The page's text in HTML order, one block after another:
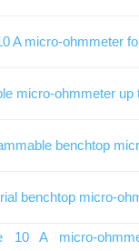
A micro-ohmmeter
micro-ohmmeter
benchtop
benchtop micro-
10 A micro-